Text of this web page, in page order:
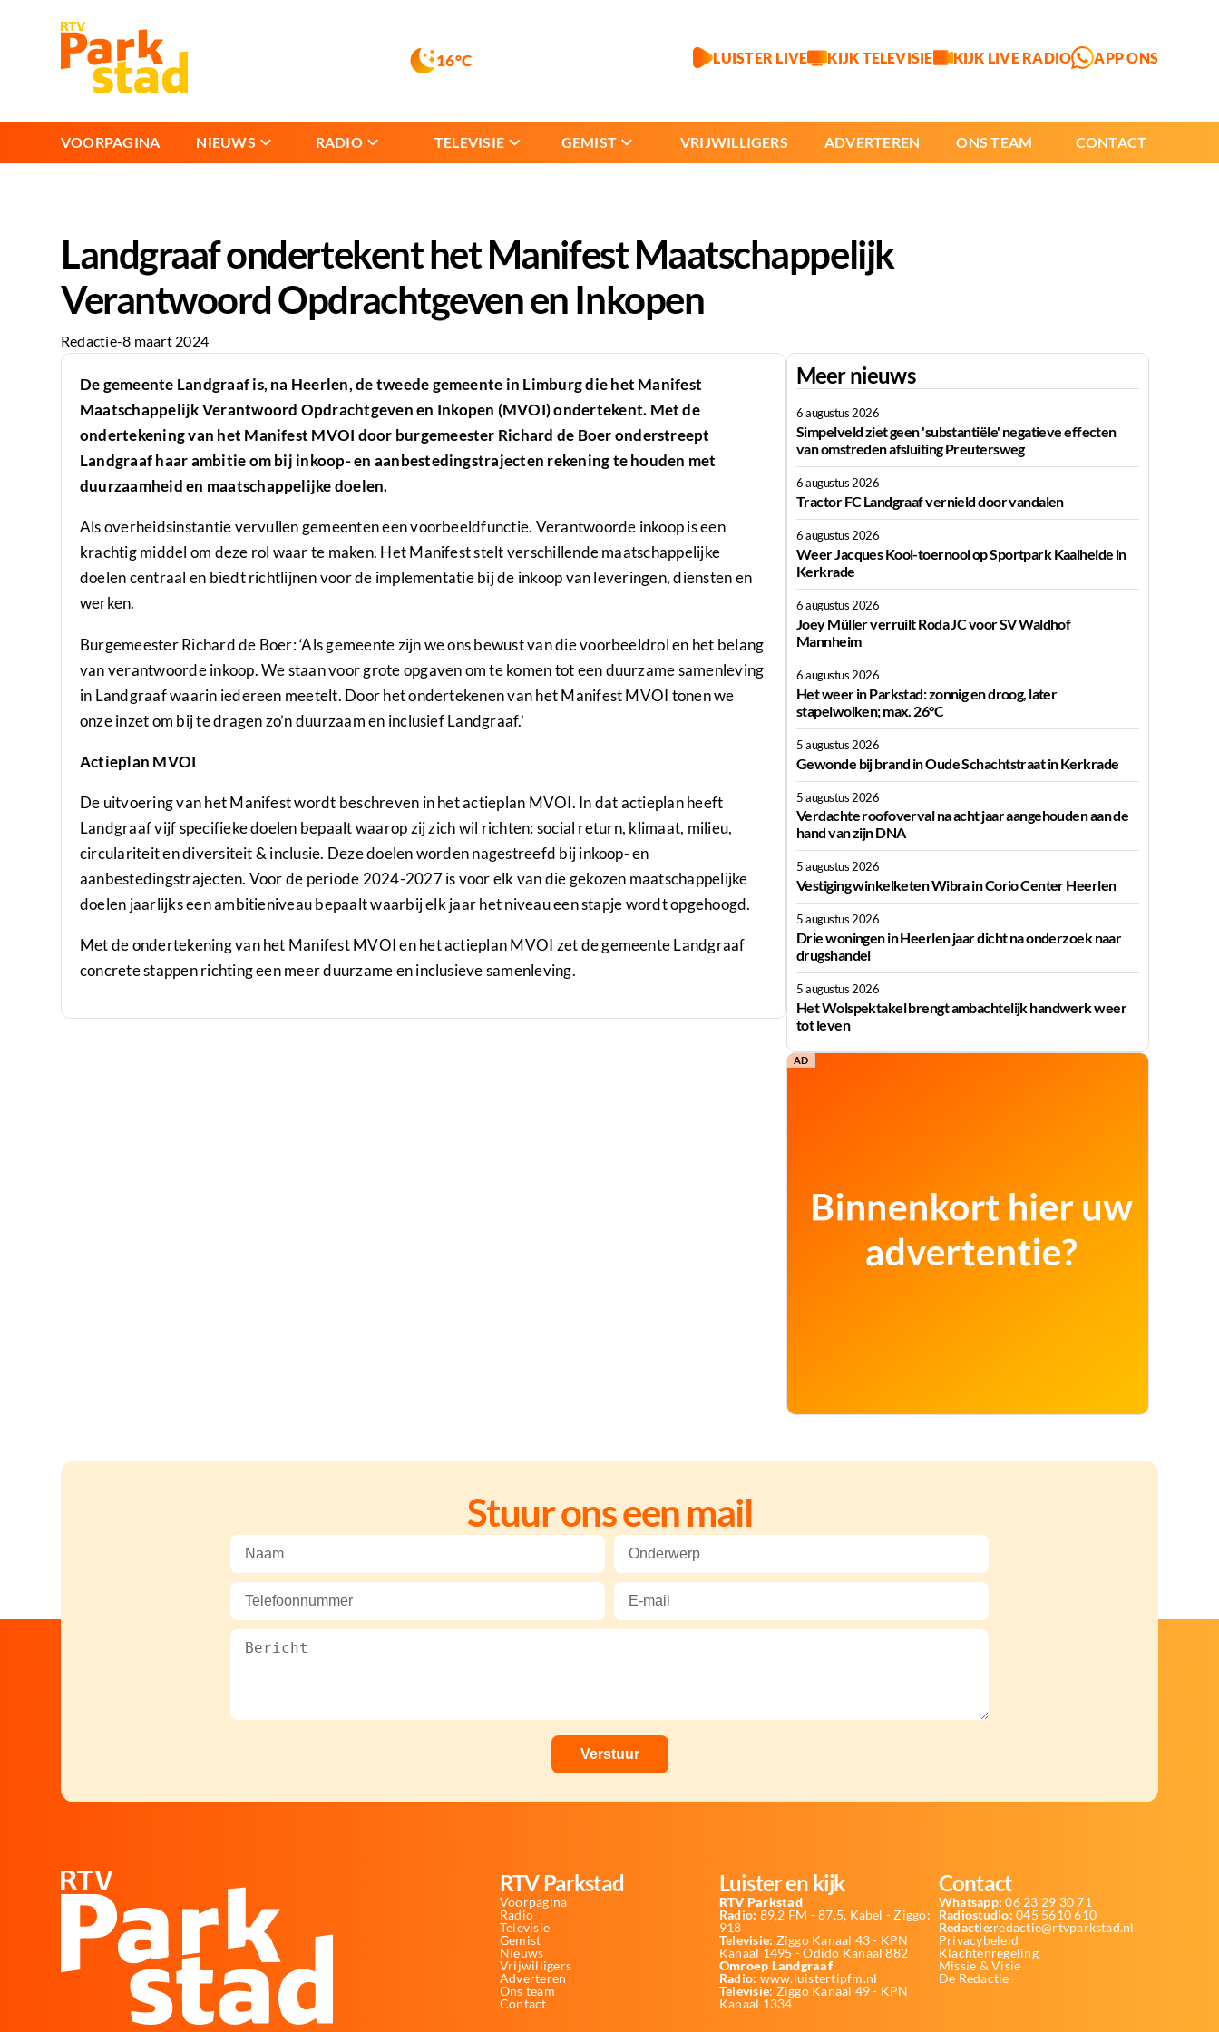
16°C LUISTER LIVE KIJK TELEVISIE KIJK LIVE RADIO APP ONS
VOORPAGINA NIEUWS RADIO TELEVISIE GEMIST VRIJWILLIGERS ADVERTEREN ONS TEAM CONTACT
Landgraaf ondertekent het Manifest Maatschappelijk
Verantwoord Opdrachtgeven en Inkopen
Redactie-8 maart 2024
De gemeente Landgraaf is, na Heerlen, de tweede gemeente in Limburg die het Manifest
Maatschappelijk Verantwoord Opdrachtgeven en Inkopen (MVOI) ondertekent. Met de
ondertekening van het Manifest MVOI door burgemeester Richard de Boer onderstreept
Landgraaf haar ambitie om bij inkoop- en aanbestedingstrajecten rekening te houden met
duurzaamheid en maatschappelijke doelen.
Als overheidsinstantie vervullen gemeenten een voorbeeldfunctie. Verantwoorde inkoop is een
krachtig middel om deze rol waar te maken. Het Manifest stelt verschillende maatschappelijke
doelen centraal en biedt richtlijnen voor de implementatie bij de inkoop van leveringen, diensten en
werken.
Burgemeester Richard de Boer: ‘Als gemeente zijn we ons bewust van die voorbeeldrol en het belang
van verantwoorde inkoop. We staan voor grote opgaven om te komen tot een duurzame samenleving
in Landgraaf waarin iedereen meetelt. Door het ondertekenen van het Manifest MVOI tonen we
onze inzet om bij te dragen zo’n duurzaam en inclusief Landgraaf.’
Actieplan MVOI
De uitvoering van het Manifest wordt beschreven in het actieplan MVOI. In dat actieplan heeft
Landgraaf vijf specifieke doelen bepaalt waarop zij zich wil richten: social return, klimaat, milieu,
circulariteit en diversiteit & inclusie. Deze doelenworden nagestreefd bij inkoop- en
aanbestedingstrajecten. Voor de periode 2024-2027 is voor elk van die gekozen maatschappelijke
doelen jaarlijks een ambitieniveau bepaalt waarbij elk jaar het niveau een stapje wordt opgehoogd.
Met de ondertekening van het Manifest MVOI en het actieplan MVOI zet de gemeente Landgraaf
concrete stappen richting een meer duurzame en inclusieve samenleving.
Meer nieuws
6 augustus 2026
Simpelveld ziet geen 'substantiële' negatieve effecten
van omstreden afsluiting Preutersweg
6 augustus 2026
Tractor FC Landgraaf vernield door vandalen
6 augustus 2026
Weer Jacques Kool-toernooi op Sportpark Kaalheide in
Kerkrade
6 augustus 2026
Joey Müller verruilt Roda JC voor SV Waldhof
Mannheim
6 augustus 2026
Het weer in Parkstad: zonnig en droog, later
stapelwolken; max. 26°C
5 augustus 2026
Gewonde bij brand in Oude Schachtstraat in Kerkrade
5 augustus 2026
Verdachte roofoverval na acht jaar aangehouden aan de
hand van zijn DNA
5 augustus 2026
Vestiging winkelketen Wibra in Corio Center Heerlen
5 augustus 2026
Drie woningen in Heerlen jaar dicht na onderzoek naar
drugshandel
5 augustus 2026
Het Wolspektakel brengt ambachtelijk handwerk weer
tot leven
AD
Stuur ons een mail
RTV Parkstad
Voorpagina
Radio
Televisie
Gemist
Nieuws
Vrijwilligers
Adverteren
Ons team
Contact
Luister en kijk
RTV Parkstad
Radio: 89,2 FM - 87,5, Kabel - Ziggo:
918
Televisie: Ziggo Kanaal 43 - KPN
Kanaal 1495 - Odido Kanaal 882
Omroep Landgraaf
Radio: www.luistertipfm.nl
Televisie: Ziggo Kanaal 49 - KPN
Kanaal 1334
Contact
Whatsapp: 06 23 29 30 71
Radiostudio: 045 5610 610
Redactie:redactie@rtvparkstad.nl
Privacybeleid
Klachtenregeling
Missie & Visie
De Redactie